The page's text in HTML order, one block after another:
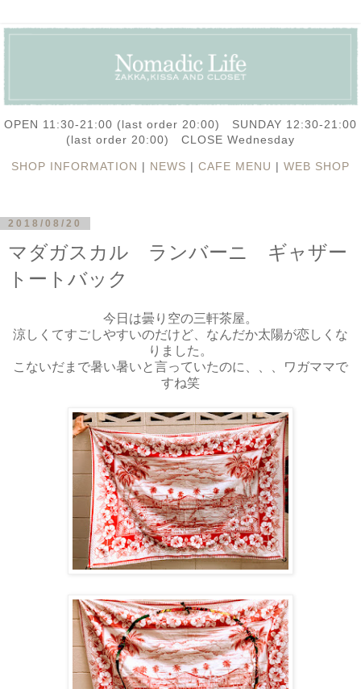
OPEN 11:30-21:00 (last order 20:00) SUNDAY 12:30-21:00
(last order 20:00) CLOSE Wednesday
SHOP INFORMATION | NEWS | CAFE MENU | WEB SHOP
2018/08/20
マダガスカル ランバーニ ギャザー
トートバック
今日は曇り空の三軒茶屋。
涼しくてすごしやすいのだけど、なんだか太陽が恋しくな
りました。
こないだまで暑い暑いと言っていたのに、、、ワガママで
すね笑